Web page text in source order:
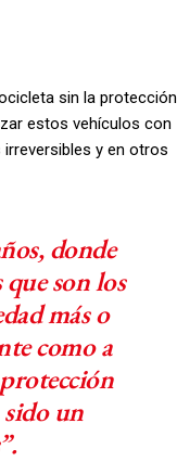
sin la protección
estos vehículos con
y en otros
donde
son los
más o
como a
un